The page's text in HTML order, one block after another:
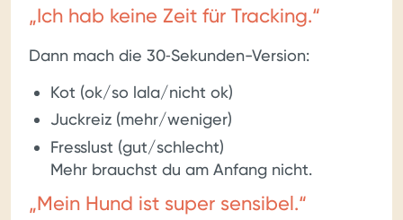
„Ich hab keine Zeit für Tracking.“
Dann mach die 30‑Sekunden-Version:
Kot (ok/so lala/nicht ok)
Juckreiz (mehr/weniger)
Fresslust (gut/schlecht)
Mehr brauchst du am Anfang nicht.
„Mein Hund ist super sensibel.“